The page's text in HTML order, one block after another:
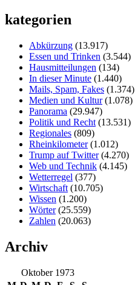
kategorien
Abkürzung (13.917)
Essen und Trinken (3.544)
Hausmitteilungen (134)
In dieser Minute (1.440)
Mails, Spam, Fakes (1.374)
Medien und Kultur(1.078)
Panorama (29.947)
Politik und Recht (13.531)
Regionales (809)
Rheinkilometer(1.012)
Trump auf Twitter(4.270)
Web und Technik (4.145)
Wetterregel (377)
Wirtschaft (10.705)
Wissen (1.200)
Wörter(25.559)
Zahlen (20.063)
Archiv
Oktober 1973